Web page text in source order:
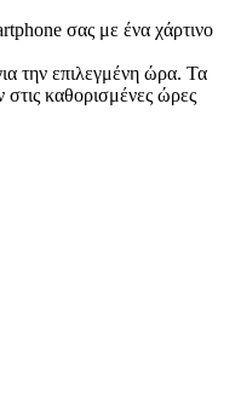
σας με ένα χάρτινο
την επιλεγμένη ώρα. Τα
στις καθορισμένες ώρες